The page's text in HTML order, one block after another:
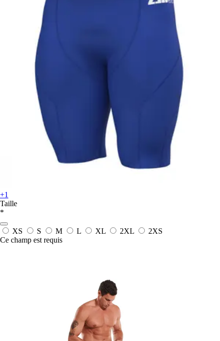
+1
Taille
*
XS S M L XL 2XL
2XS
Ce champ est requis